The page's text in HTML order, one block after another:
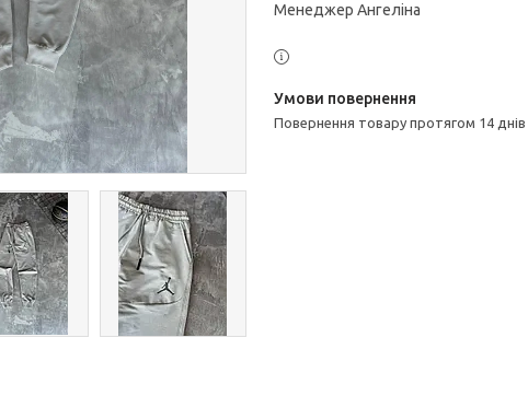
Менеджер Ангеліна
повернення товару протягом 14 днів